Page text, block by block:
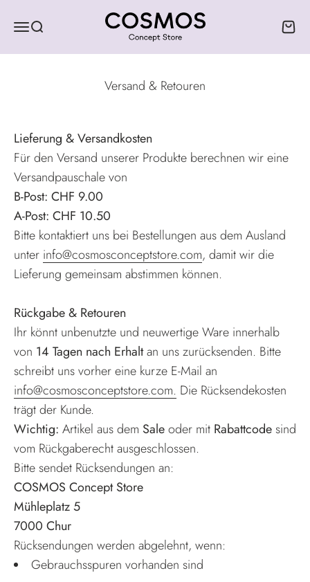
Menü
Suche COSMOS Concept Store
Versand & Retouren
Lieferung & Versandkosten
Für den Versand unserer Produkte berechnen wir eine
Versandpauschale von
B-Post: CHF 9.00
A-Post: CHF 10.50
Bitte kontaktiert uns bei Bestellungen aus dem Ausland
unter info@cosmosconceptstore.com, damit wir die
Lieferung gemeinsam abstimmen können.
Rückgabe & Retouren
Ihr könnt unbenutzte und neuwertige Ware innerhalb
von 14 Tagen nach Erhaltan uns zurücksenden. Bitte
schreibt uns vorher eine kurze E-Mail an
info@cosmosconceptstore.com. Die Rücksendekosten
trägt der Kunde.
Wichtig: Artikel aus dem Saleoder mit Rabattcodesind
vom Rückgaberecht ausgeschlossen.
Bitte sendet Rücksendungen an:
COSMOS Concept Store
Mühleplatz 5
7000 Chur
Rücksendungen werden abgelehnt, wenn:
Gebrauchsspuren vorhanden sind